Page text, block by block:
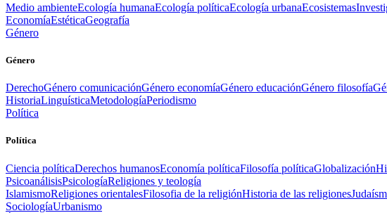
Medio ambienteEcología humanaEcología políticaEcología urbanaEcosistemas
EconomíaEstéticaGeografía
Género
Género
DerechoGénero comunicaciónGénero economíaGénero educaciónGénero filosofía
HistoriaLinguísticaMetodologíaPeriodismo
Política
Política
Ciencia políticaDerechos humanosEconomía políticaFilosofía políticaGlobalización
PsicoanálisisPsicologíaReligiones y teología
IslamismoReligiones orientalesFilosofia de la religiónHistoria de las religiones
SociologíaUrbanismo